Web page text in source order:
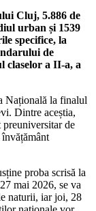
Cluj, 5.886 de
urban și 1539
specifice, la
de
claselor a II-a, a
Națională la finalul
Dintre aceștia,
de
proba scrisă la
mai 2026, se va
naturii, iar joi, 28